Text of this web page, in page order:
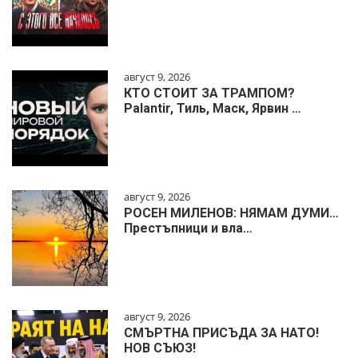
август 9, 2026
КТО СТОИТ ЗА ТРАМПОМ?
Palantir, Тиль, Маск, Ярвин …
август 9, 2026
РОСЕН МИЛЕНОВ: НЯМАМ ДУМИ…
Престъпници и вла…
август 9, 2026
СМЪРТНА ПРИСЪДА ЗА НАТО!
НОВ СЪЮЗ!